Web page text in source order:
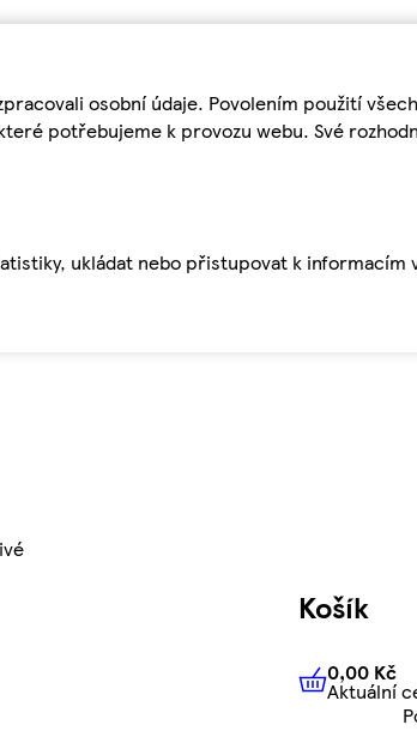
osobní údaje. Povolením použití
potřebujeme k provozu webu. Své
ukládat nebo přistupovat k informacím
Košík
0,00 Kč
0,00 Kč
Aktuální